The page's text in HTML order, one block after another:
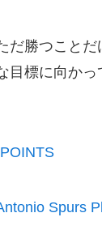
だ勝つこと
目標に向か
Spurs